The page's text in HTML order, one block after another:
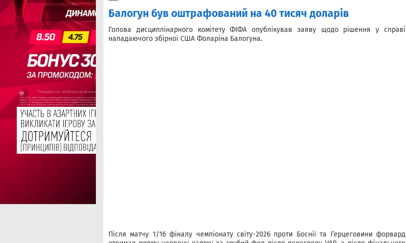
Балогун був оштрафований на 40 тисяч доларів
Голова дисциплінарного комітету ФІФА опублікував заяву щодо рішення у справі
нападаючого збірної США Фоларіна Балогуна.
Після матчу 1/16 фіналу чемпіонату світу-2026 проти Боснії та Герцеговини форвард